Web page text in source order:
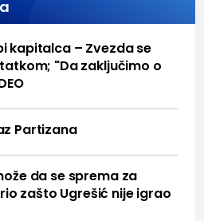
kapitalca – Zvezda se
"Da zaključimo o
Partizana
da se sprema za
zašto Ugrešić nije igrao